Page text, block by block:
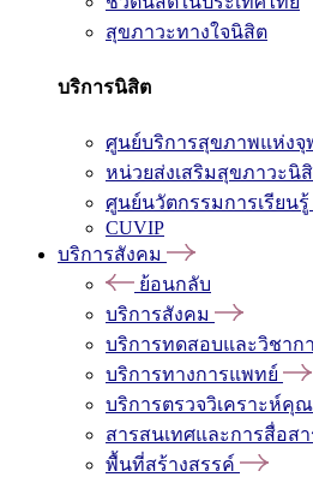
สุขภาวะทางใจนิสิต
บริการนิสิต
ศูนย์บริการสุขภาพแห่งจุ
หน่วยส่งเสริมสุขภาวะนิ
ศูนย์นวัตกรรมการเรียนรู้
CUVIP
บริการสังคม
ย้อนกลับ
บริการสังคม
บริการทดสอบและวิชาก
บริการทางการแพทย์
บริการตรวจวิเคราะห์คุ
สารสนเทศและการสื่อสา
พื้นที่สร้างสรรค์